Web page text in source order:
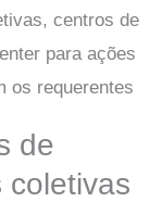
de
coletivas